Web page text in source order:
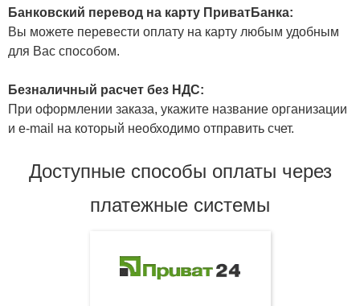
Банковский перевод на карту ПриватБанка:
Вы можете перевести оплату на карту любым удобным
для Вас способом.
Безналичный расчет без НДС:
При оформлении заказа, укажите название организации
и e-mail на который необходимо отправить счет.
Доступные способы оплаты через
платежные системы